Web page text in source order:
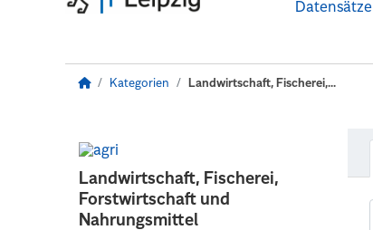
Datensätze
Kategorien Landwirtschaft, Fischerei,...
Landwirtschaft, Fischerei,
Forstwirtschaft und
Nahrungsmittel